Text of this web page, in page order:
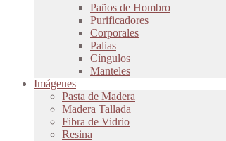
Paños de Hombro
Purificadores
Corporales
Palias
Cíngulos
Manteles
Imágenes
Pasta de Madera
Madera Tallada
Fibra de Vidrio
Resina